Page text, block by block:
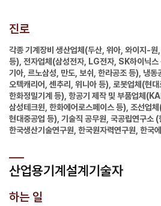
진로
각종 기계장비 생산업체(두산, 위아, 와이지-원
등), 전자업체(삼성전자, LG전자, SK하이닉스
기아, 르노삼성, 만도, 보쉬, 한라공조 등), 냉동
오텍캐리어, 센추리, 위니아 등), 로봇업체(현대
한화정밀기계 등), 항공기 제작 및 부품업체
삼성테크윈, 한화에어로스페이스 등), 조선업
현대중공업 등), 기술직 공무원, 국공립연구소 (
한국생산기술연구원, 한국원자력연구원, 한국
산업용기계설계기술자
하는 일